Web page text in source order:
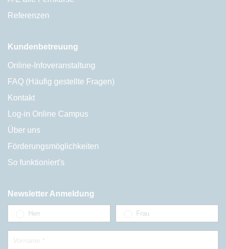
Referenzen
Kundenbetreuung
Online-Infoveranstaltung
FAQ (Häufig gestellte Fragen)
Kontakt
Log-in Online Campus
Über uns
Förderungsmöglichkeiten
So funktioniert's
Newsletter Anmeldung
Herr Frau